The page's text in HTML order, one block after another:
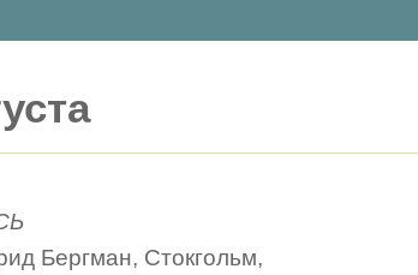
Бергман, Стокгольм,